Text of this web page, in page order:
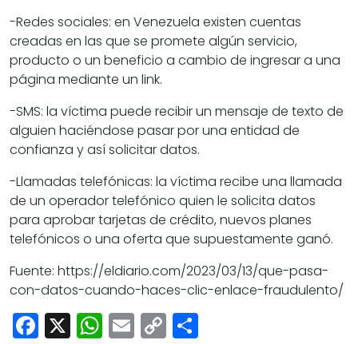
-Redes sociales: en Venezuela existen cuentas
creadas en las que se promete algún servicio,
producto o un beneficio a cambio de ingresar a una
página mediante un link.
-SMS: la víctima puede recibir un mensaje de texto de
alguien haciéndose pasar por una entidad de
confianza y así solicitar datos.
-Llamadas telefónicas: la víctima recibe una llamada
de un operador telefónico quien le solicita datos
para aprobar tarjetas de crédito, nuevos planes
telefónicos o una oferta que supuestamente ganó.
Fuente: https://eldiario.com/2023/03/13/que-pasa-
con-datos-cuando-haces-clic-enlace-fraudulento/
Facebook
X WhatsApp
Email
Copy